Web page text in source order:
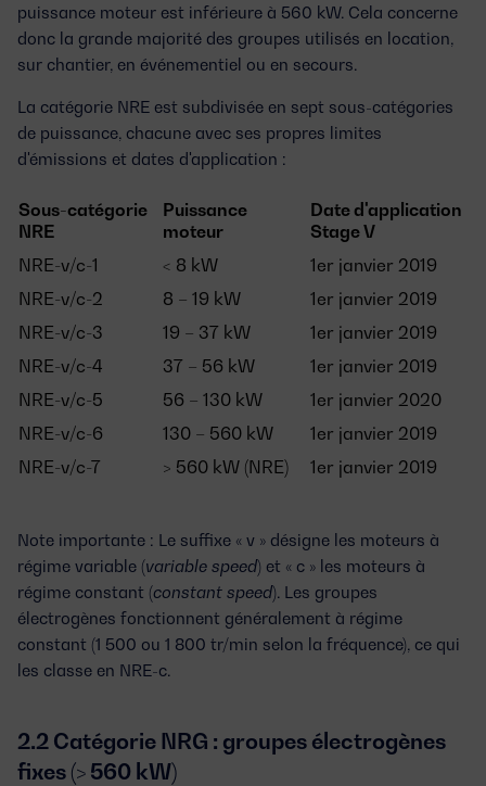
puissance moteur est inférieure à 560 kW. Cela concerne
donc la grande majorité des groupes utilisés en location,
sur chantier, en événementiel ou en secours.
La catégorie NRE est subdivisée en sept sous-catégories
de puissance, chacune avec ses propres limites
d'émissions et dates d'application :
Sous-catégorie
NRE
Puissance
moteur
Date d'application
Stage V
NRE-v/c-1
< 8 kW
1er janvier 2019
NRE-v/c-2
8 – 19 kW
1er janvier 2019
NRE-v/c-3
19 – 37 kW
1er janvier 2019
NRE-v/c-4
37 – 56 kW
1er janvier 2019
NRE-v/c-5
56 – 130 kW
1er janvier 2020
NRE-v/c-6
130 – 560 kW
1er janvier 2019
NRE-v/c-7
> 560 kW (NRE) 1er janvier 2019
Note importante : Le suffixe « v » désigne les moteurs à
régime variable (variable speed) et « c » les moteurs à
régime constant (constant speed). Les groupes
électrogènes fonctionnent généralement à régime
constant (1 500 ou 1 800 tr/min selon la fréquence), ce qui
les classe en NRE-c.
2.2 Catégorie NRG : groupes électrogènes
fixes (> 560 kW)